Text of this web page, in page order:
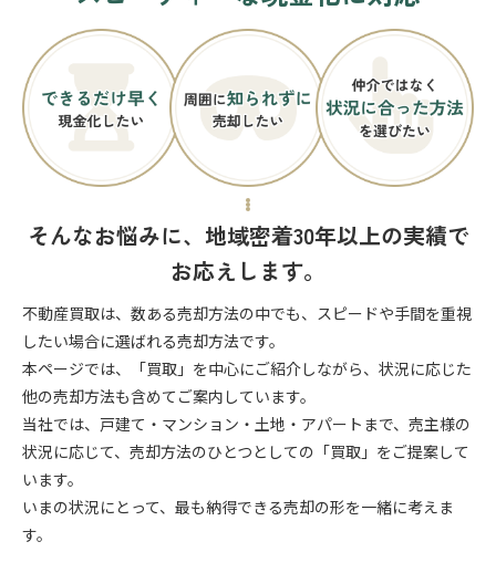
そんなお悩みに、地域密着30年以上の実績で
お応えします。
不動産買取は、数ある売却方法の中でも、スピードや手間を重視
したい場合に選ばれる売却方法です。
本ページでは、「買取」を中心にご紹介しながら、状況に応じた
他の売却方法も含めてご案内しています。
当社では、戸建て・マンション・土地・アパートまで、売主様の
状況に応じて、売却方法のひとつとしての「買取」をご提案して
います。
いまの状況にとって、最も納得できる売却の形を一緒に考えま
す。